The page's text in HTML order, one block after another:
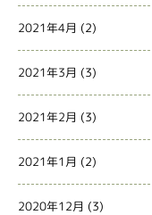
2021年4月 (2)
2021年3月 (3)
2021年2月 (3)
2021年1月 (2)
2020年12月 (3)